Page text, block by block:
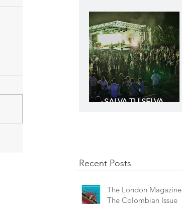
SALVA TU SELVA
Recent Posts
The London Magazine -
The Colombian Issue